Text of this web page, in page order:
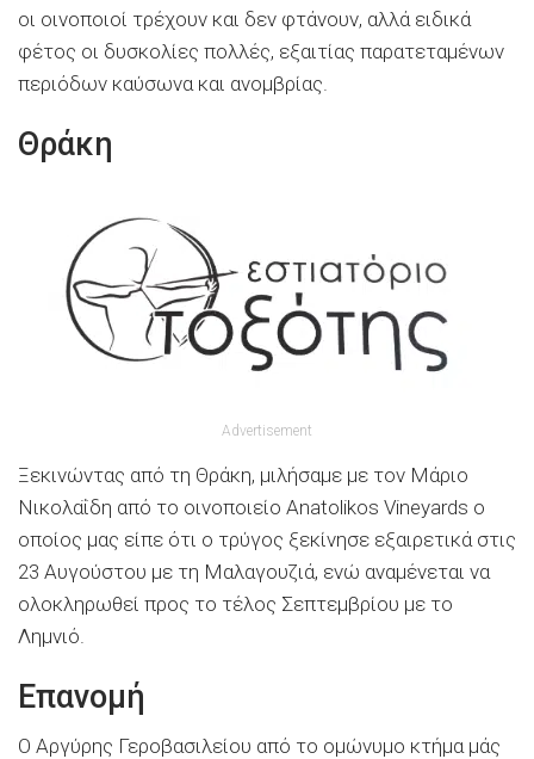
οι οινοποιοί τρέχουν και δεν φτάνουν, αλλά ειδικά
φέτος οι δυσκολίες πολλές, εξαιτίας παρατεταμένων
περιόδων καύσωνα και ανομβρίας.
Θράκη
Advertisement
Ξεκινώντας από τη Θράκη, μιλήσαμε με τον Μάριο
Νικολαΐδη από το οινοποιείο Anatolikos Vineyards ο
οποίος μας είπε ότι ο τρύγος ξεκίνησε εξαιρετικά στις
23 Αυγούστου με τη Μαλαγουζιά, ενώ αναμένεται να
ολοκληρωθεί προς το τέλος Σεπτεμβρίου με το
Λημνιό.
Επανομή
Ο Αργύρης Γεροβασιλείου από το ομώνυμο κτήμα μάς